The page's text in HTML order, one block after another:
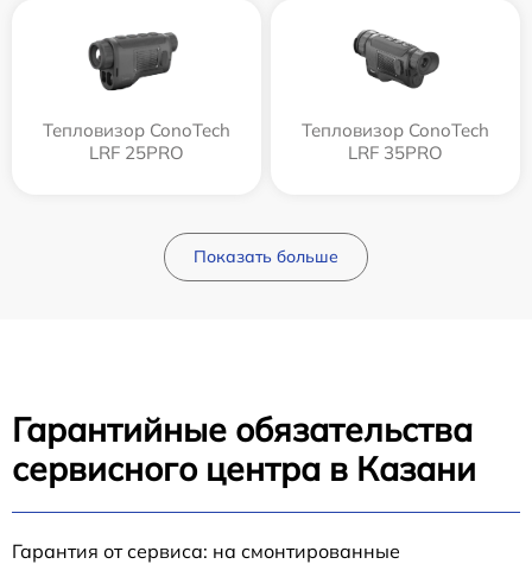
Тепловизор ConoTech
LRF 25PRO
Тепловизор ConoTech
LRF 35PRO
Показать больше
Гарантийные обязательства
сервисного центра в Казани
Гарантия от сервиса: на смонтированные